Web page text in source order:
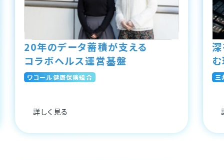
20年のデータ蓄積が支える
コラボヘルス運営基盤
ワコール健康保険組合
詳しく見る
三